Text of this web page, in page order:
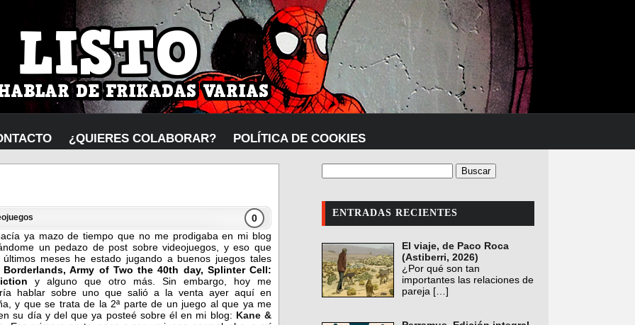
¿QUIERES COLABORAR? POLÍTICA DE COOKIES
0
ya mazo de tiempo que no me prodigaba en mi blog
un pedazo de post sobre videojuegos, y eso que
últimos meses he estado jugando a buenos juegos tales
Borderlands, Army of Two the 40th day, Splinter Cell:
y alguno que otro más.
Sin embargo, hoy me
hablar sobre uno que salió a la venta ayer aquí en
y que se trata de la 2ª parte de un juego al que ya me
su día y del que ya posteé sobre él en mi blog: Kane &
ENTRADAS RECIENTES
El viaje, de Paco Roca
(Astiberri, 2026)
¿Por qué son tan
importantes las relaciones de
pareja […]